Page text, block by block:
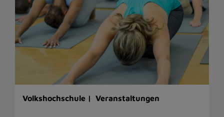
Volkshochschule | Veranstaltungen